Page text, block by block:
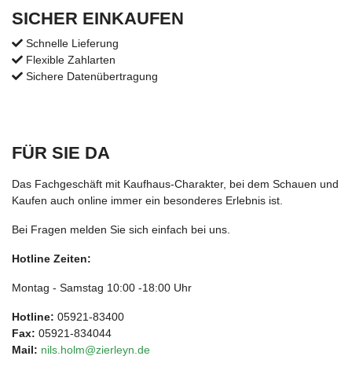
SICHER EINKAUFEN
Schnelle Lieferung
Flexible Zahlarten
Sichere Datenübertragung
FÜR SIE DA
Das Fachgeschäft mit Kaufhaus-Charakter, bei dem Schauen und
Kaufen auch online immer ein besonderes Erlebnis ist.
Bei Fragen melden Sie sich einfach bei uns.
Hotline Zeiten:
Montag - Samstag 10:00 -18:00 Uhr
Hotline: 05921-83400
Fax: 05921-834044
Mail: nils.holm@zierleyn.de